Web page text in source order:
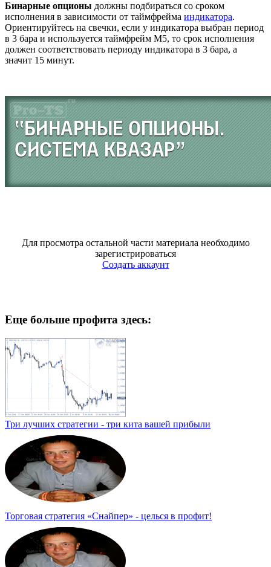
Бинарные опционы должны подбираться со сроком
исполнения в зависимости от таймфрейма индикатора.
Ориентируйтесь на свечки, если у индикатора выбран период
в 3 бара и используется таймфрейм М5, то срок исполнения
должен соответствовать периоду индикатора в 3 бара, а
значит 15 минут.
Для просмотра остальной части материала необходимо
зарегистрироваться
Создать аккаунт
Еще больше профита здесь:
Три лучших стратегии - три кита вашей прибыли
Торговая стратегия «Снайпер» - целься в профит!